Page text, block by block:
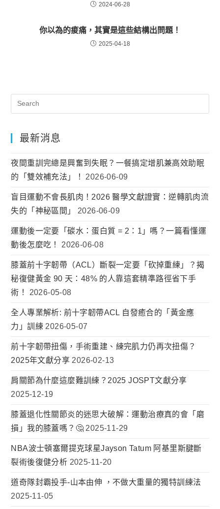
2024-06-28
你以為的痠痛，其實是這些結構出問題！
2025-04-18
最新消息
夜間重訓完總是興奮到失眠？一餐搞定增肌兼高效助眠
的「雙效補充法」！
2026-06-09
盲目運動不會長肌肉！2026 醫學文獻證實：逆轉肌肉流
失的「神秘區間」
2026-06-09
運動後一定要「碳水：蛋白質 = 2：1」嗎？一篇看懂運
動後怎麼吃！
2026-06-08
膝蓋前十字韌帶（ACL）斷裂一定要「砍掉重練」？揭
秘復健黃金 90 天：48% 的人靠這套精準路徑省下手
術！
2026-05-08
全人專業解析: 前十字韌帶ACL 自發癒合的「黃金應
力」訓練 2026-05-07
前十字韌帶扭傷，手術重建、練完肌力仍再次扭傷？
2025年文獻分享 2026-02-13
肩關節為什麼這麼難訓練？2025 JOSPT文獻分享
2025-12-19
膝蓋退化性關節炎的迷思大破解：運動治療真的會「磨
損」我的膝蓋嗎？🤔 2025-11-29
NBA波士頓塞爾提克球星Jayson Tatum 阿基里斯腱斷
裂術後復健分析 2025-11-20
道奇隊封霸投手-山本由伸 ，不做大重量的獨特訓練法
2025-11-05